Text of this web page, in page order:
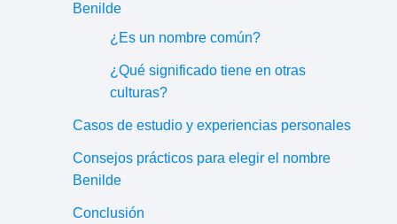
Benilde
¿Es un nombre común?
¿Qué significado tiene en otras
culturas?
Casos de estudio y experiencias personales
Consejos prácticos para elegir el nombre
Benilde
Conclusión